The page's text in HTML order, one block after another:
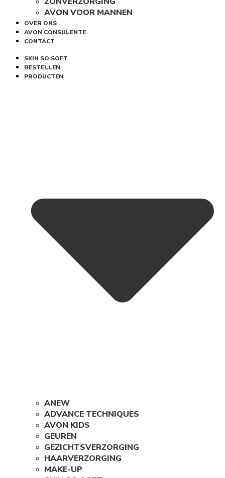
AVON VOOR MANNEN
OVER ONS
AVON CONSULENTE
CONTACT
SKIN SO SOFT
BESTELLEN
PRODUCTEN
ANEW
ADVANCE TECHNIQUES
AVON KIDS
GEUREN
GEZICHTSVERZORGING
HAARVERZORGING
MAKE-UP